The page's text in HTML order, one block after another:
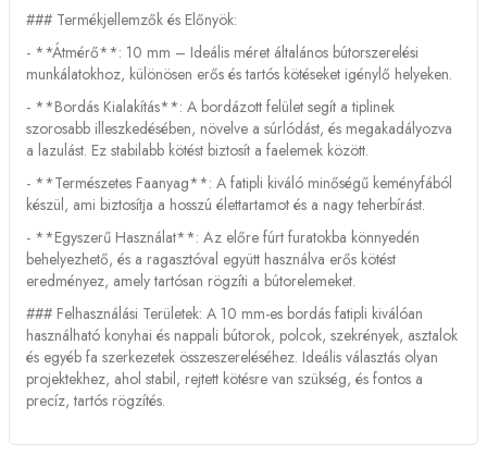
### Termékjellemzők és Előnyök:
- **Átmérő**: 10 mm – Ideális méret általános bútorszerelési
munkálatokhoz, különösen erős és tartós kötéseket igénylő helyeken.
- **Bordás Kialakítás**: A bordázott felület segít a tiplinek
szorosabb illeszkedésében, növelve a súrlódást, és megakadályozva
a lazulást. Ez stabilabb kötést biztosít a faelemek között.
- **Természetes Faanyag**: A fatipli kiváló minőségű keményfából
készül, ami biztosítja a hosszú élettartamot és a nagy teherbírást.
- **Egyszerű Használat**: Az előre fúrt furatokba könnyedén
behelyezhető, és a ragasztóval együtt használva erős kötést
eredményez, amely tartósan rögzíti a bútorelemeket.
### Felhasználási Területek: A 10 mm-es bordás fatipli kiválóan
használható konyhai és nappali bútorok, polcok, szekrények, asztalok
és egyéb fa szerkezetek összeszereléséhez. Ideális választás olyan
projektekhez, ahol stabil, rejtett kötésre van szükség, és fontos a
precíz, tartós rögzítés.